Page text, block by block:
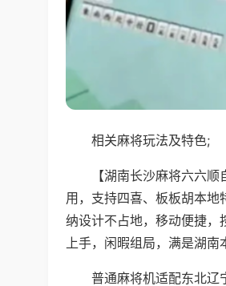
相关麻将玩法及特色;
【湖南长沙麻将六六
用，支持四喜、板板胡本
纳设计不占地，移动便捷，
上手，闲暇组局，满是湖南
普通麻将机适配东北辽